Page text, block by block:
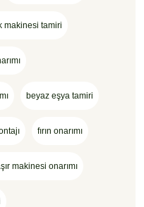
makinesi tamiri
beyaz eşya tamiri
fırın onarımı
makinesi onarımı